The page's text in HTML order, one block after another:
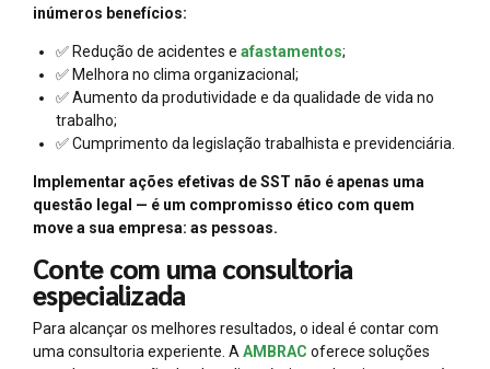
inúmeros benefícios:
✅ Redução de acidentes e afastamentos;
✅ Melhora no clima organizacional;
✅ Aumento da produtividade e da qualidade de vida no
trabalho;
✅ Cumprimento da legislação trabalhista e previdenciária.
Implementar ações efetivas de SST não é apenas uma
questão legal — é um compromisso ético com quem
move a sua empresa: as pessoas.
Conte com uma consultoria
especializada
Para alcançar os melhores resultados, o ideal é contar com
uma consultoria experiente. AAMBRAC oferece soluções